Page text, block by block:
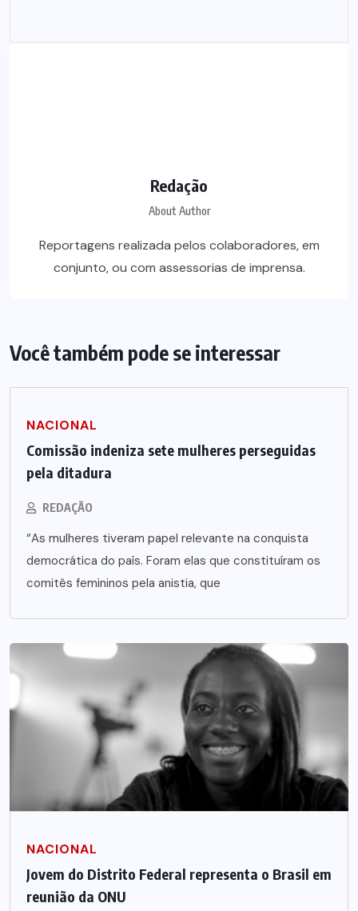
Redação
About Author
Reportagens realizada pelos colaboradores, em
conjunto, ou com assessorias de imprensa.
Você também pode se interessar
NACIONAL
Comissão indeniza sete mulheres perseguidas
pela ditadura
REDAÇÃO
“As mulheres tiveram papel relevante na conquista
democrática do país. Foram elas que constituíram os
comitês femininos pela anistia, que
NACIONAL
Jovem do Distrito Federal representa o Brasil em
reunião da ONU